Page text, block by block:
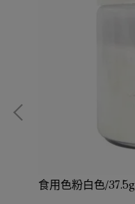
食用色粉白色/37.5g